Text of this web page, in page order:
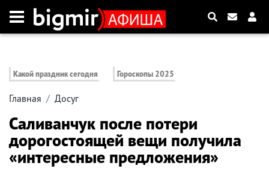
Какой праздник сегодня Гороскопы 2025
Главная Досуг
Саливанчук после потери
дорогостоящей вещи получила
«интересные предложения»